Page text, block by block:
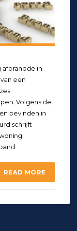
afbrandde in
een
Volgens de
bevinden in
schrijft
READ MORE